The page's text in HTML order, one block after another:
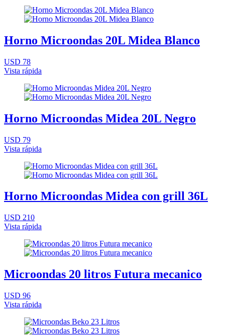
Horno Microondas 20L Midea Blanco
USD 78
Vista rápida
Horno Microondas Midea 20L Negro
USD 79
Vista rápida
Horno Microondas Midea con grill 36L
USD 210
Vista rápida
Microondas 20 litros Futura mecanico
USD 96
Vista rápida